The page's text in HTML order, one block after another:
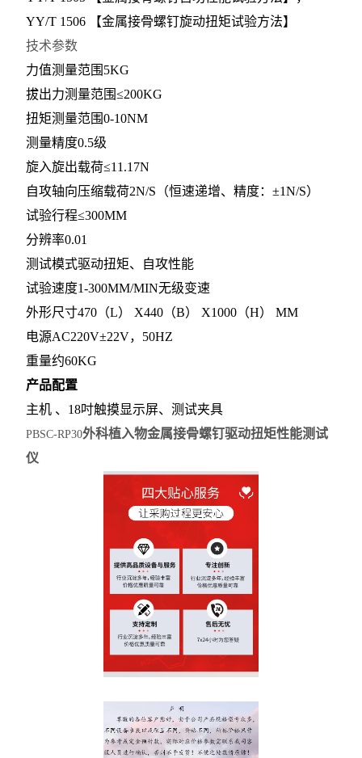
YY/T 1506 【金属接骨螺钉旋动扭矩试验方法】
技术参数
力值测量范围5KG
拔出力测量范围≤200KG
扭矩测量范围0-10NM
测量精度0.5级
旋入旋出载荷≤11.17N
自攻轴向压缩载荷2N/S（恒速递增、精度：±1N/S）
试验行程≤300MM
分辨率0.01
测试模式驱动扭矩、自攻性能
试验速度1-300MM/MIN无级变速
外形尺寸470（L） X440（B） X1000（H） MM
电源AC220V±22V，50HZ
重量约60KG
产品配置
主机 、18吋触摸显示屏、测试夹具
PBSC-RP30外科植入物金属接骨螺钉驱动扭矩性能测试
仪